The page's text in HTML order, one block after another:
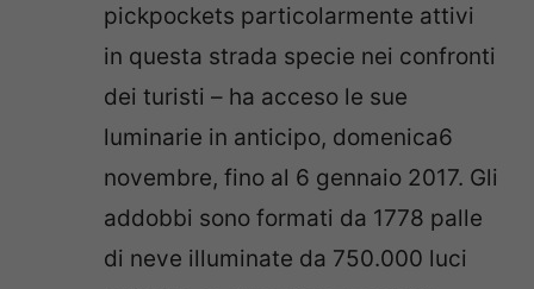
pickpockets particolarmente attivi
in questa strada specie nei confronti
dei turisti – ha acceso le sue
luminarie in anticipo, domenica6
novembre, fino al 6 gennaio 2017. Gli
addobbi sono formati da 1778 palle
di neve illuminate da 750.000 luci